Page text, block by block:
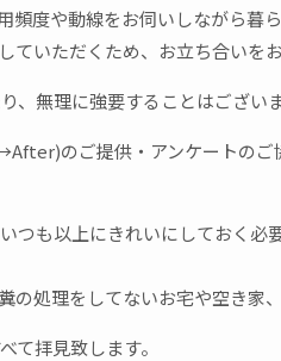
頻度や動線をお伺いしながら暮
ていただくため、お立ち合いを
、無理に強要することはござい
のご提供・アンケートのご
つも以上にきれいにしておく必
の処理をしてないお宅や空き家
て拝見致します。